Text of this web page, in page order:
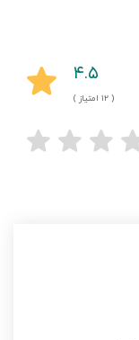
۴.۵
( ۱۲ امتیاز )